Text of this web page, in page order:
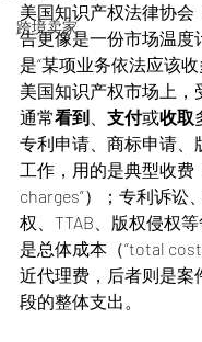
跨境卖家
美国知识产权法律协会
告更像是一份市场温度
是“某项业务依法应该收
美国知识产权市场上，
通常看到 支付或收取
专利申请、商标申请、
工作，用的是典型收费
charges”）；专利诉讼
权、TTAB、版权侵权
是总体成本（“total
近代理费，后者则是案
段的整体支出。